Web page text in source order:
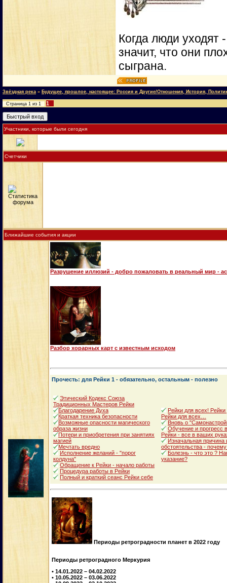
Когда люди уходят
значит, что они
сыграна.
Звёздная река » Будущее, прошлое, настоящее: Россия и Другие/Отношения, История,
Страница 1 из 1 1
Участники, которые были сегодня
Счетчики
Ближайшие события и акции
Разрушение иллюзий - добро пожаловать в реальный мир -
Разбор хорарных карт с известным исходом
Прочесть: для Рейки 1 - обязательно, остальным - полезно
Этический Кодекс Союза
Традиционных Мастеров Рейки
Благодарение Духа
Краткая техника безопасности
Возможные опасности магического
образа жизни
Потери и приобретения при занятиях
магией
Мечтать вредно
Исполнение желаний - "порог
колдуна"
Обращение к Рейки - начало работы
Процедура работы в Рейки
Полный и краткий сеанс Рейки себе
Рейки для всех!
Рейки для всех…
Вновь о
Обучение и прогресс
Рейки - все в ваших
Изначальная
обстоятельства -
Болезнь - что это ?
указание?
Периоды ретроградности планет в 2022 году
Периоды ретроградного Меркурия
• 14.01.2022 – 04.02.2022
• 10.05.2022 – 03.06.2022